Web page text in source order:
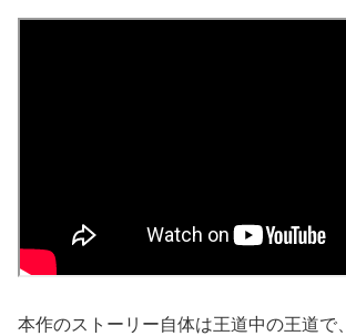
本作のストーリー自体は王道中の王道で